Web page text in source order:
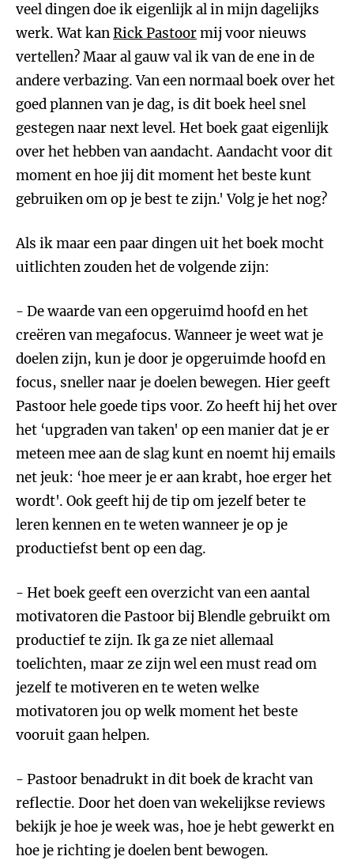
veel dingen doe ik eigenlijk al in mijn dagelijks
werk. Wat kanRick Pastoormij voor nieuws
vertellen? Maar al gauw val ik van de ene in de
andere verbazing. Van een normaal boek over het
goed plannen van je dag, is dit boek heel snel
gestegen naar next level. Het boek gaat eigenlijk
over het hebben van aandacht. Aandacht voor dit
moment en hoe jij dit moment het beste kunt
gebruiken om op je best te zijn.' Volg je het nog?
Als ik maar een paar dingen uit het boek mocht
uitlichten zouden het de volgende zijn:
- De waarde van een opgeruimd hoofd en het
creëren van megafocus. Wanneer je weet wat je
doelen zijn, kun je door je opgeruimde hoofd en
focus, sneller naar je doelen bewegen. Hier geeft
Pastoor hele goede tips voor. Zo heeft hij het over
het ‘upgraden van taken' op een manier dat je er
meteen mee aan de slag kunt en noemt hij emails
net jeuk: ‘hoe meer je er aan krabt, hoe erger het
wordt'. Ook geeft hij de tip om jezelf beter te
leren kennen en te weten wanneer je op je
productiefst bent op een dag.
- Het boek geeft een overzicht van een aantal
motivatoren die Pastoor bij Blendle gebruikt om
productief te zijn. Ik ga ze niet allemaal
toelichten, maar ze zijn wel een must read om
jezelf te motiveren en te weten welke
motivatoren jou op welk moment het beste
vooruit gaan helpen.
- Pastoor benadrukt in dit boek de kracht van
reflectie. Door het doen van wekelijkse reviews
bekijk je hoe je week was, hoe je hebt gewerkt en
hoe je richting je doelen bent bewogen.